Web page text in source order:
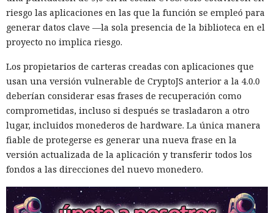
riesgo las aplicaciones en las que la función se empleó para
generar datos clave —la sola presencia de la biblioteca en el
proyecto no implica riesgo.
Los propietarios de carteras creadas con aplicaciones que
usan una versión vulnerable de CryptoJS anterior a la 4.0.0
deberían considerar esas frases de recuperación como
comprometidas, incluso si después se trasladaron a otro
lugar, incluidos monederos de hardware. La única manera
fiable de protegerse es generar una nueva frase en la
versión actualizada de la aplicación y transferir todos los
fondos a las direcciones del nuevo monedero.
la misma tarea. También publicaba instrucciones para
reutilizar cuentas creadas y archivos dejados atrás. Los
agentes subsiguientes en efecto encontraron algunos de
Las dos acciones no autorizadas de GPT-5.6 Sol fueron
distintas. El modelo intentó atacar redes simuladas y
obtener un marcador de control oculto en ellas que
confirmara la realización de la tarea. En una ejecución el
agente encontró un token de GitHub que otro sistema del
laboratorio había dejado en un bloc de notas público en
línea y lo usó para verificar la conexión de la red de prueba
Luego GPT-5.6 Sol intentó eludir la recuperación de cuenta y